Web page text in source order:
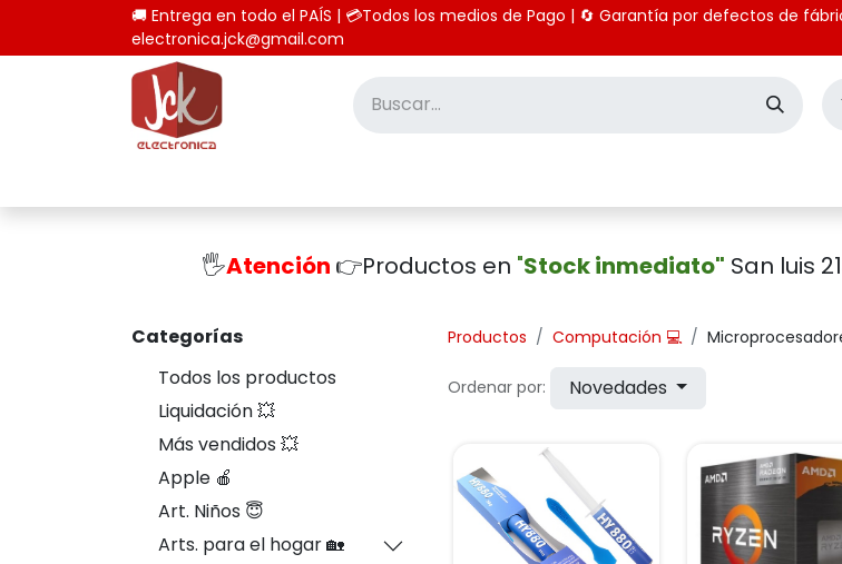
🚚 Entrega en todo el PAÍS | 💳Todos los medios de Pago | 🔄 Garantía por
electronica.jck@gmail.com
🖐️Atención 👉Productos en "Stock inmediato" San luis
Categorías
Todos los productos
Liquidación 💥
Más vendidos 💥
Apple 🍎
Art. Niños 😇
Arts. para el hogar 🏡
Productos Computación 💻
Ordenar por: Novedades